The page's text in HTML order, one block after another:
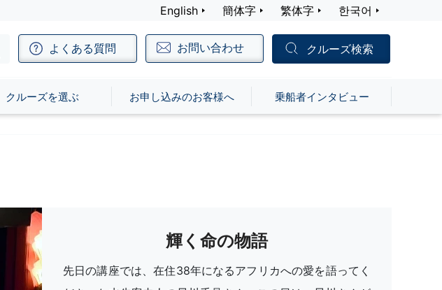
English 簡体字 繁体字 한국어
よくある質問 お問い合わせ クルーズ検索
クルーズを選ぶ お申し込みのお客様へ 乗船者インタビュー
輝く命の物語
先日の講座では、在住38年になるアフリカへの愛を語ってく